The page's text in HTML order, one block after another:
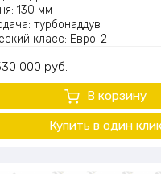
130 мм
турбонаддув
класс: Евро-2
92 kW
000 руб.
В корзину
Купить в один